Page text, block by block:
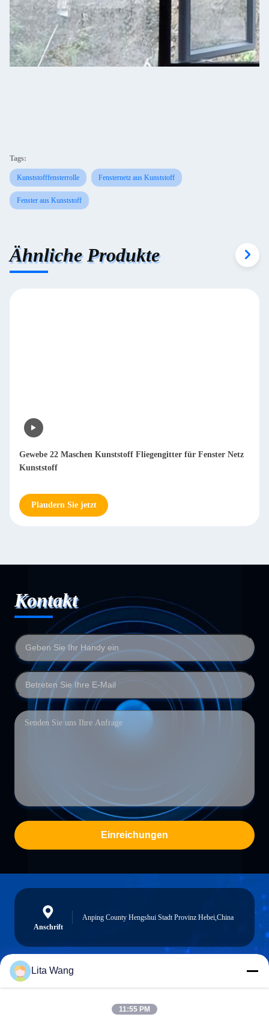
Tags:
Kunststofffensterrolle Fensternetz aus Kunststoff
Fenster aus Kunststoff
Ähnliche Produkte
Gewebe 22 Maschen Kunststoff Fliegengitter für Fenster Netz
Kunststoff
Plaudern Sie jetzt
Kontakt
Einreichungen
Anschrift
Anping County Hengshui Stadt Provinz Hebei,China
lita@screenmeshnet.com
Lita Wang
11:55 PM